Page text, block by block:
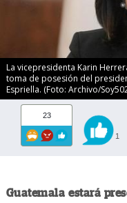
La vicepresidenta Karin
toma de posesión del
Espriella. (Foto: Archivo/
23
1
Guatemala estará